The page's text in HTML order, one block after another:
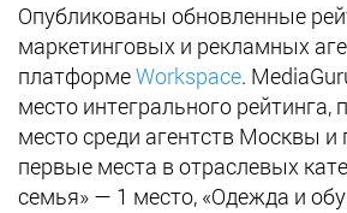
Опубликованы обновленные
маркетинговых и рекламных
платформеWorkspace.
место интегрального рейтинга,
место среди агентств Москвы и
первые места в отраслевых
семья» — 1 место, «Одежда и